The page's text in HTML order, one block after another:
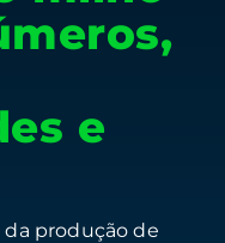
e
da produção de